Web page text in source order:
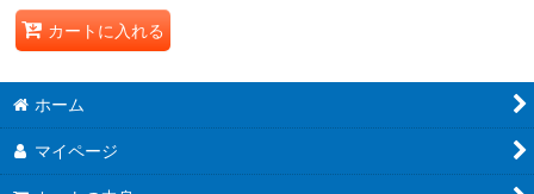
カートに入れる
ホーム
マイページ